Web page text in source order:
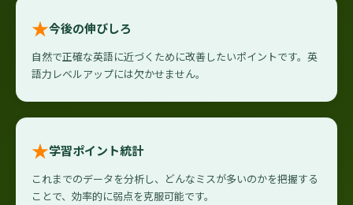
★今後の伸びしろ
自然で正確な英語に近づくために改善したいポイントです。英
語力レベルアップには欠かせません。
★学習ポイント統計
これまでのデータを分析し、どんなミスが多いのかを把握する
ことで、効率的に弱点を克服可能です。